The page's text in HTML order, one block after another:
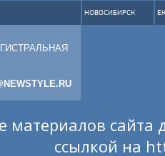
НОВОСИБИРСК
материалов сайта
ссылкой на